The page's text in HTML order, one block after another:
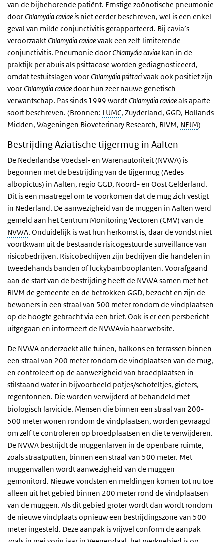
van de bijbehorende patiënt. Ernstige zoönotische pneumonie
door Chlamydia caviaeis niet eerder beschreven, wel is een enkel
geval van milde conjunctivitis gerapporteerd. Bij cavia’s
veroorzaakt Chlamydia caviaevaak een zelf-limiterende
conjunctivitis. Pneumonie door Chlamydia caviae kan in de
praktijk per abuis als psittacose worden gediagnosticeerd,
omdat testuitslagen voor Chlamydia psittacivaak ook positief zijn
voor Chlamydia caviaedoor hun zeer nauwe genetisch
verwantschap. Pas sinds 1999 wordt Chlamydia caviaeals aparte
soort beschreven. (Bronnen: LUMC, Zuyderland, GGD, Hollands
Midden, Wageningen Bioveterinary Research, RIVM, NEJM)
Bestrijding Aziatische tijgermug in Aalten
De Nederlandse Voedsel- en Warenautoriteit (NVWA) is
begonnen met de bestrijding van de tijgermug (Aedes
albopictus) in Aalten, regio GGD, Noord- en Oost Gelderland.
Dit is een maatregel om te voorkomen dat de mug zich vestigt
in Nederland. De aanwezigheid van de muggen in Aalten werd
gemeld aan het Centrum Monitoring Vectoren (CMV) van de
NVWA. Onduidelijk is wat hun herkomst is, daar de vondst niet
voortkwam uit de bestaande risicogestuurde surveillance van
risicobedrijven. Risicobedrijven zijn bedrijven die handelen in
tweedehands banden of luckybambooplanten. Voorafgaand
aan de start van de bestrijding heeft de NVWA samen met het
RIVM de gemeente en de betrokken GGD, bezocht en zijn de
bewoners in een straal van 500 meter rondom de vindplaatsen
op de hoogte gebracht via een brief. Ook is er een persbericht
uitgegaan en informeert de NVWAvia haar website.
De NVWA onderzoekt alle tuinen, balkons en terrassen binnen
een straal van 200 meter rondom de vindplaatsen van de mug,
en controleert op de aanwezigheid van broedplaatsen in
stilstaand water in bijvoorbeeld potjes/schoteltjes, gieters,
regentonnen. Die worden verwijderd of behandeld met
biologisch larvicide. Mensen die binnen een straal van 200-
500 meter wonen rondom de vindplaatsen, worden gevraagd
om zelf te controleren op broedplaatsen en die te verwijderen.
De NVWA bestrijdt de muggenlarven in de openbare ruimte,
zoals straatputten, binnen een straal van 500 meter. Met
muggenvallen wordt aanwezigheid van de muggen
gemonitord. Nieuwe vondsten en meldingen komen tot nu toe
alleen uit het gebied binnen 200 meter rond de vindplaatsen
van de muggen. Als dit gebied groter wordt dan wordt rondom
de nieuwe vindplaats opnieuw een bestrijdingszone van 500
meter ingesteld. Deze aanpak is vrijwel conform de aanpak